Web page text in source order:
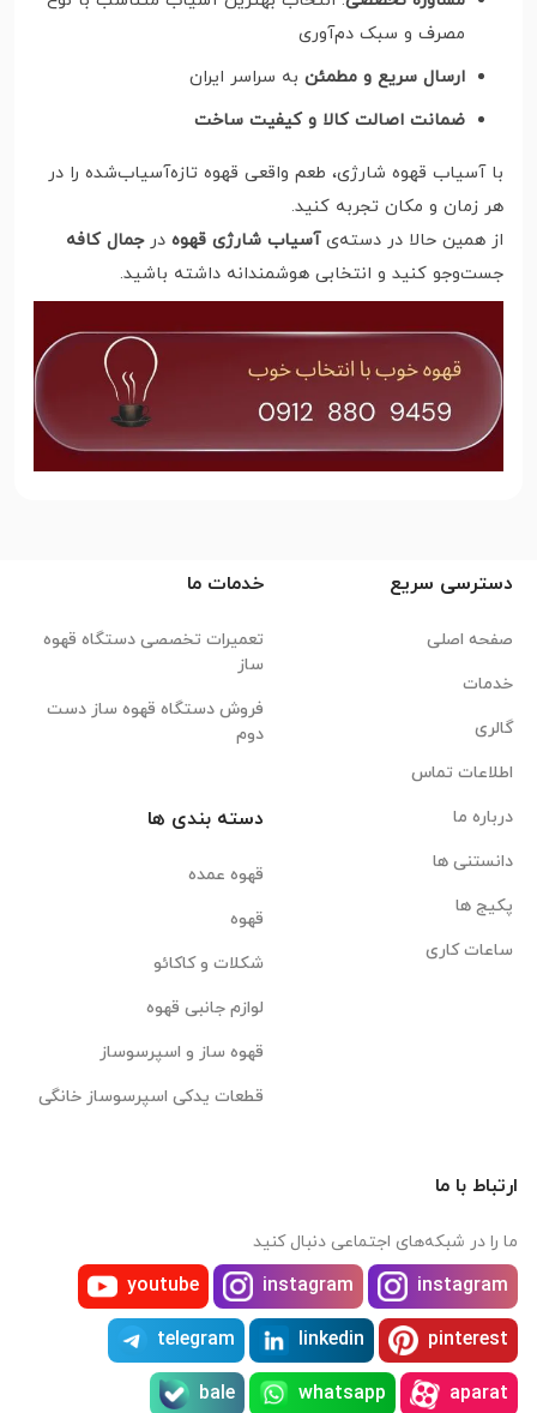
مصرف و سبک دم‌آوری
ارسال سریع و مطمئن به سراسر ایران
ضمانت اصالت کالا و کیفیت ساخت
با آسیاب قهوه شارژی، طعم واقعی قهوه تازه‌آسیاب‌شده را در
هر زمان و مکان تجربه کنید.
از همین حالا در دسته‌یآسیاب شارژی قهوه درجمال کافه
جست‌وجو کنید و انتخابی هوشمندانه داشته باشید.
دسترسی سریع
صفحه اصلی
خدمات
گالری
اطلاعات تماس
درباره ما
دانستنی ها
پکیج ها
ساعات کاری
خدمات ما
تعمیرات تخصصی دستگاه قهوه
ساز
فروش دستگاه قهوه ساز دست
دوم
دسته بندی ها
قهوه عمده
قهوه
شکلات و کاکائو
لوازم جانبی قهوه
قهوه ساز و اسپرسوساز
قطعات یدکی اسپرسوساز خانگی
ارتباط با ما
ما را در شبکه‌های اجتماعی دنبال کنید
instagram
instagram
youtube
pinterest
linkedin
telegram
aparat
whatsapp
bale